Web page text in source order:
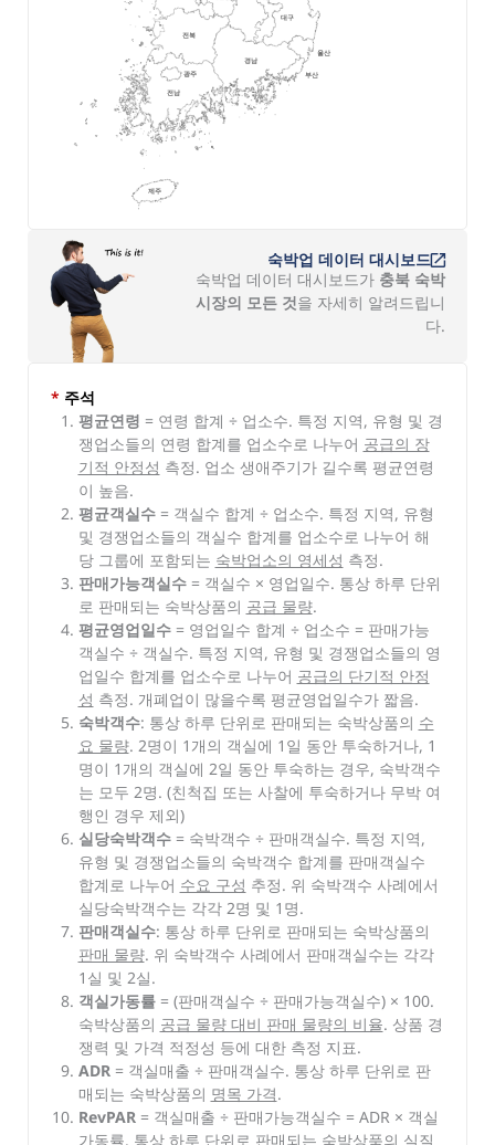
숙박업 데이터 대시보드
숙박업 데이터 대시보드가 충북 숙박
시장의 모든 것을 자세히 알려드립니
다.
* 주석
평균연령 = 연령 합계 ÷ 업소수. 특정 지역, 유형 및 경
쟁업소들의 연령 합계를 업소수로 나누어 공급의 장
기적 안정성 측정. 업소 생애주기가 길수록 평균연령
이 높음.
평균객실수= 객실수 합계 ÷ 업소수. 특정 지역, 유형
및 경쟁업소들의 객실수 합계를 업소수로 나누어 해
당 그룹에 포함되는 숙박업소의 영세성 측정.
판매가능객실수= 객실수 × 영업일수. 통상 하루 단위
로 판매되는 숙박상품의 공급 물량.
평균영업일수= 영업일수 합계 ÷ 업소수 = 판매가능
객실수 ÷ 객실수. 특정 지역, 유형 및 경쟁업소들의 영
업일수 합계를 업소수로 나누어 공급의 단기적 안정
성 측정. 개폐업이 많을수록 평균영업일수가 짧음.
숙박객수: 통상 하루 단위로 판매되는 숙박상품의 수
요 물량. 2명이 1개의 객실에 1일 동안 투숙하거나, 1
명이 1개의 객실에 2일 동안 투숙하는 경우, 숙박객수
는 모두 2명. (친척집 또는 사찰에 투숙하거나 무박 여
행인 경우 제외)
실당숙박객수= 숙박객수 ÷ 판매객실수. 특정 지역,
유형 및 경쟁업소들의 숙박객수 합계를 판매객실수
합계로 나누어 수요 구성 추정. 위 숙박객수 사례에서
실당숙박객수는 각각 2명 및 1명.
판매객실수: 통상 하루 단위로 판매되는 숙박상품의
판매 물량. 위 숙박객수 사례에서 판매객실수는 각각
1실 및 2실.
객실가동률= (판매객실수 ÷ 판매가능객실수) × 100.
숙박상품의 공급 물량 대비 판매 물량의 비율. 상품 경
쟁력 및 가격 적정성 등에 대한 측정 지표.
ADR= 객실매출 ÷ 판매객실수. 통상 하루 단위로 판
매되는 숙박상품의 명목 가격.
RevPAR= 객실매출 ÷ 판매가능객실수 = ADR × 객실
가동률. 통상 하루 단위로 판매되는 숙박상품의 실질